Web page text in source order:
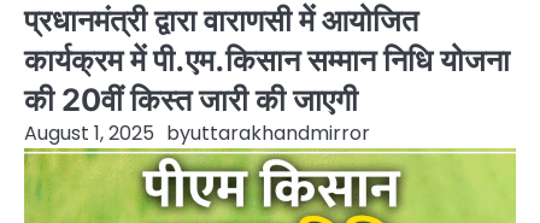
प्रधानमंत्री द्वारा वाराणसी में आयोजित
कार्यक्रम में पी.एम.किसान सम्मान निधि योजना
की 20वीं किस्त जारी की जाएगी
August 1, 2025 byuttarakhandmirror